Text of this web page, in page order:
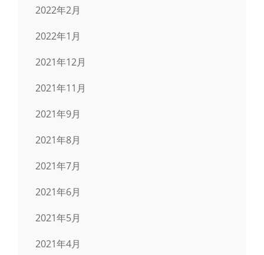
2022年2月
2022年1月
2021年12月
2021年11月
2021年9月
2021年8月
2021年7月
2021年6月
2021年5月
2021年4月